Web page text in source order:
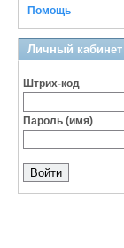
Помощь
Личный кабинет
Штрих-код
Пароль (имя)